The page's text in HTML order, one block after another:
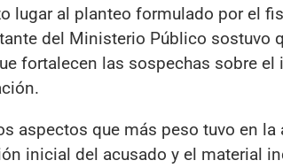
lugar al planteo formulado por el
del Ministerio Público sostuvo
fortalecen las sospechas sobre
aspectos que más peso tuvo en
inicial del acusado y el material